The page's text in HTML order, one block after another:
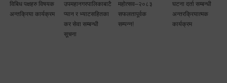
विबिध पक्षहरु विषयक
अन्तक्रिया कार्यक्रम
उपमहानगरपालिकाबाटै
प्यान र भ्याटसहितका
कर सेवा सम्बन्धी
सूचना
महोत्सव–२०८३
सफलतापूर्वक
सम्पन्न!
घटना दर्ता सम्बन्धी
अन्तरक्रियात्मक
कार्यक्रम